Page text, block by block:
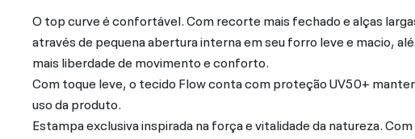
O top curve é confortável. Com recorte mais fechado e alças
através de pequena abertura interna em seu forro leve e macio,
mais liberdade de movimento e conforto.
Com toque leve, o tecido Flow conta com proteção UV50+
uso da produto.
Estampa exclusiva inspirada na força e vitalidade da natureza.